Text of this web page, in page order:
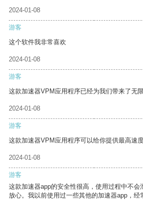
2024-01-08
游客
这个软件我非常喜欢
2024-01-08
游客
这款加速器VPM应用程序已经为我们带来了无限
2024-01-08
游客
这款加速器VPM应用程序可以给你提供最高速
2024-01-08
游客
这款加速器app的安全性很高，使用过程中不会
放心。我以前使用过一些其他的加速器app，经